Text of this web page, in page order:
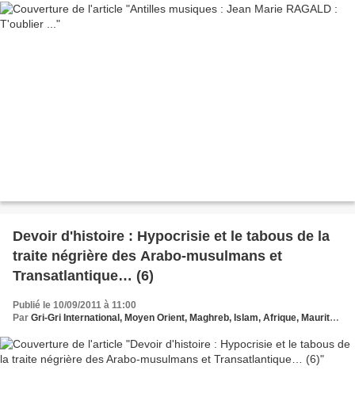
Devoir d'histoire : Hypocrisie et le tabous de la
traite négrière des Arabo-musulmans et
Transatlantique… (6)
Publié le 10/09/2011 à 11:00
Par Gri-Gri International, Moyen Orient, Maghreb, Islam, Afrique, Mauritanie, Ma solange Oussou